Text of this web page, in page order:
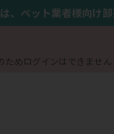
、ペット業者様向け
ためログインはできません